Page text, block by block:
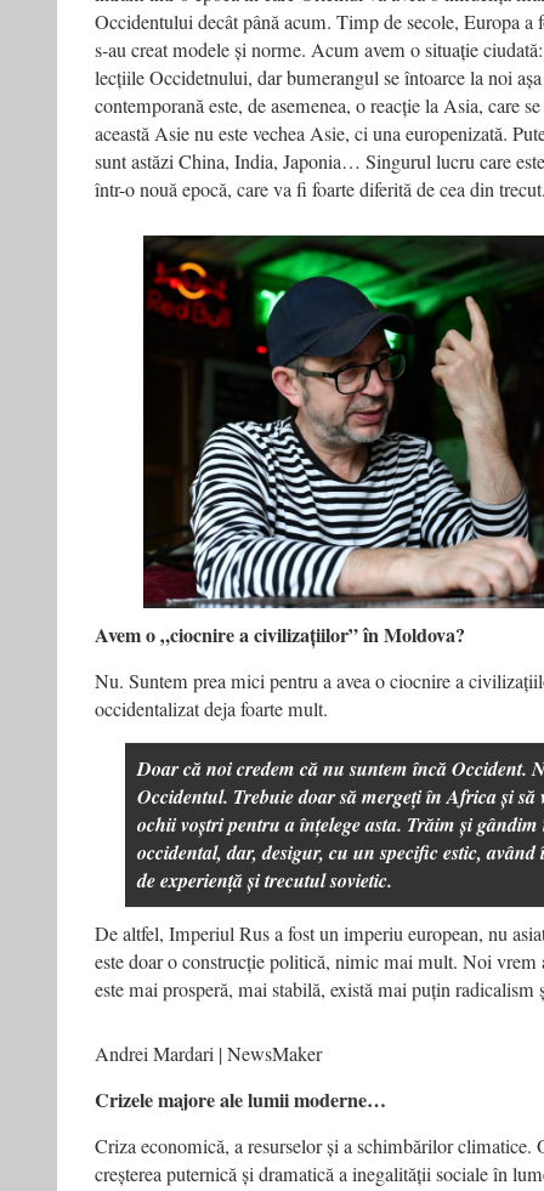
Occidentului decât până acum. Timp de secole, Europa a
s-au creat modele și norme. Acum avem o situație
lecțiile Occidetnului, dar bumerangul se întoarce la noi
contemporană este, de asemenea, o reacție la Asia, care
această Asie nu este vechea Asie, ci una europenizată.
sunt astăzi China, India, Japonia… Singurul lucru care
într-o nouă epocă, care va fi foarte diferită de cea din
Avem o „ciocnire a civilizațiilor” în Moldova?
Nu. Suntem prea mici pentru a avea o ciocnire a
occidentalizat deja foarte mult.
Doar că noi credem că nu suntem încă Occident.
Occidentul. Trebuie doar să mergeți în Africa și să
ochii voștri pentru a înțelege asta. Trăim și
occidental, dar, desigur, cu un specific estic, având
de experiență și trecutul sovietic.
De altfel, Imperiul Rus a fost un imperiu european, nu
este doar o construcție politică, nimic mai mult. Noi
este mai prosperă, mai stabilă, există mai puțin
Andrei Mardari | NewsMaker
Crizele majore ale lumii moderne…
Criza economică, a resurselor și a schimbărilor climatice.
creșterea puternică și dramatică a inegalității sociale în